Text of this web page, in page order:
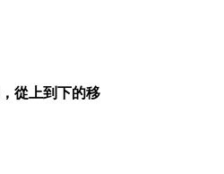
從上到下的移